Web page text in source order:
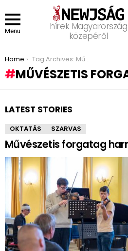
Menu
hírek Magyarország
közepéről
You are here:
Home Tag Archives: Művészetis forgatag
MŰVÉSZETIS
LATEST STORIES
OKTATÁS SZARVAS
Művészetis forgatag